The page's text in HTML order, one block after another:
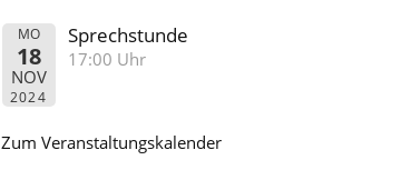
MO
18
NOV
2024
Sprechstunde
17:00 Uhr
Zum Veranstaltungskalender